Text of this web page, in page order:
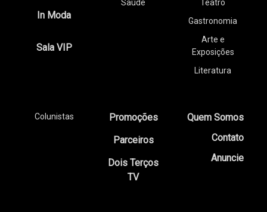
In Moda
Sala VIP
Saúde
Teatro
Gastronomia
Arte e
Exposições
Literatura
Colunistas
Promoções
Parceiros
Dois Terços
TV
Quem Somos
Contato
Anuncie